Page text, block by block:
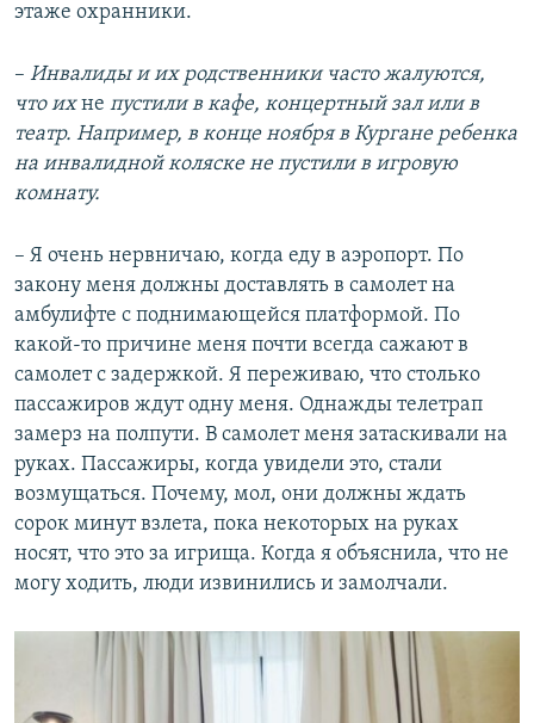
этаже охранники.
– Инвалиды и их родственники часто жалуются,
что ихне пустили в кафе, концертный зал или в
театр. Например, в конце ноября в Кургане ребенка
на инвалидной коляске не пустили в игровую
комнату.
– Я очень нервничаю, когда еду в аэропорт. По
закону меня должны доставлять в самолет на
амбулифте с поднимающейся платформой. По
какой-то причине меня почти всегда сажают в
самолет с задержкой. Я переживаю, что столько
пассажиров ждут одну меня. Однажды телетрап
замерз на полпути. В самолет меня затаскивали на
руках. Пассажиры, когда увидели это, стали
возмущаться. Почему, мол, они должны ждать
сорок минут взлета, пока некоторых на руках
носят, что это за игрища. Когда я объяснила, что не
могу ходить, люди извинились и замолчали.